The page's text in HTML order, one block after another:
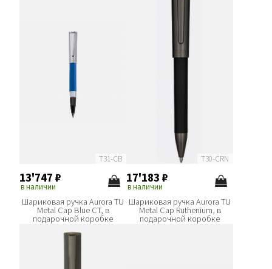
T31-CB
13'747 ₽
в наличии
Шариковая ручка Aurora TU
Metal Cap Blue CT, в
подарочной коробке
T30-CRN
17'183 ₽
в наличии
Шариковая ручка Aurora TU
Metal Cap Ruthenium, в
подарочной коробке